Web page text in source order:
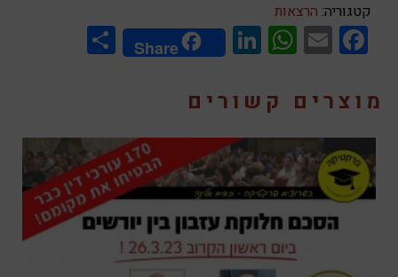
קטגוריה: הרצאות
Facebook
Email
WhatsApp
LinkedIn
Share
מוצרים קשורים